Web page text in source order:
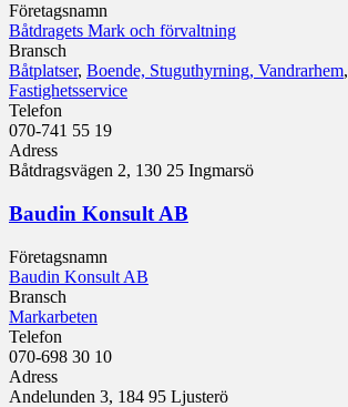
Företagsnamn
Båtdragets Mark och förvaltning
Bransch
Båtplatser, Boende, Stuguthyrning, Vandrarhem,
Fastighetsservice
Telefon
070-741 55 19
Adress
Båtdragsvägen 2, 130 25 Ingmarsö
Baudin Konsult AB
Företagsnamn
Baudin Konsult AB
Bransch
Markarbeten
Telefon
070-698 30 10
Adress
Andelunden 3, 184 95 Ljusterö